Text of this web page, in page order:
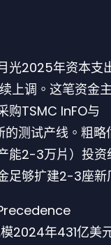
光2025年资本支
上调。这笔资金
购TSMC InFO与
测试产线。粗略
能2-3万片）投资
足够扩建2-3座新
2024年431亿美